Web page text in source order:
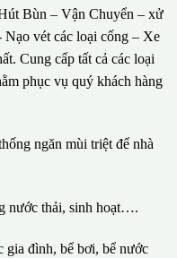
Bùn – Vận Chuyển – xử
vét các loại cống – Xe
Cung cấp tất cả các loại
phục vụ quý khách hàng
ngăn mùi triệt để nhà
nước thải, sinh hoạt….
gia đình, bể bơi, bể nước